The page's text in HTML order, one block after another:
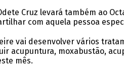
Cruz levará também ao
com aquela pessoa
vai desenvolver vários
acupuntura, moxabustão,
mês.